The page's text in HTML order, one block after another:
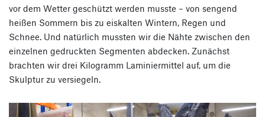
vor dem Wetter geschützt werden musste – von sengend
heißen Sommern bis zu eiskalten Wintern, Regen und
Schnee. Und natürlich mussten wir die Nähte zwischen den
einzelnen gedruckten Segmenten abdecken. Zunächst
brachten wir drei Kilogramm Laminiermittel auf, um die
Skulptur zu versiegeln.